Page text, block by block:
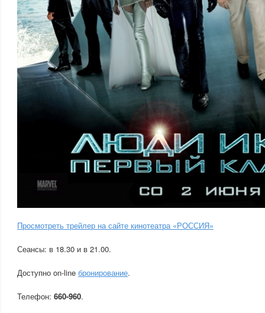
Просмотреть трейлер на сайте кинотеатра «РОССИЯ»
Сеансы: в 18.30 и в 21.00.
Доступно on-line бронирование.
Телефон: 660-960.